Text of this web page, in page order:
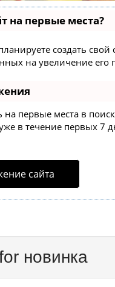
на первые места?
создать
на увеличение
на первые места в
в течение первых 7
сайта
новинка